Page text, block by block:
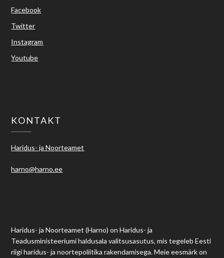
Facebook
Twitter
Instagram
Youtube
KONTAKT
Haridus- ja Noorteamet
harno@harno.ee
Haridus- ja Noorteamet (Harno) on Haridus- ja
Teadusministeeriumi haldusala valitsusasutus, mis tegeleb Eesti
riigi haridus- ja noortepoliitika rakendamisega. Meie eesmärk on